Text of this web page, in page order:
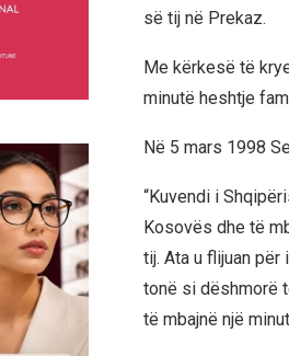
së tij në Prekaz.
Me kërkesë të
minutë heshtje
Në 5 mars 1998
“Kuvendi i
Kosovës dhe të
tij. Ata u flijuan
tonë si dëshmorë
të mbajnë një